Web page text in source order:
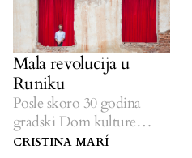
Mala revolucija u
Runiku
Posle skoro 30 godina
gradski Dom kulture
domaćin prvog nastupa
CRISTINA MARÍ